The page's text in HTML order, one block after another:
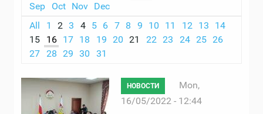
Sep
Oct Nov Dec
All
1 2 3 4 5 6 7 8 9 10 11 12 13
14
15
16 17 18 19 20 21 22 23 24 25 26
27
28 29 30 31
НОВОСТИ
Mon,
16/05/2022 - 12:44